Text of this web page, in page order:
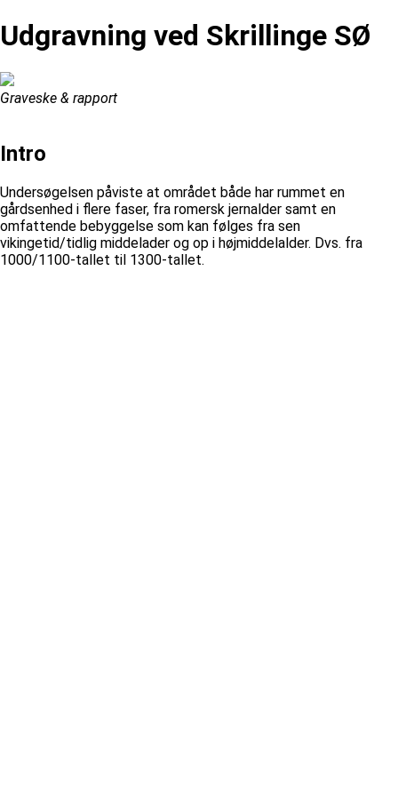
Udgravning ved Skrillinge SØ
Graveske & rapport
Intro
Undersøgelsen påviste at området både har rummet en
gårdsenhed i flere faser, fra romersk jernalder samt en
omfattende bebyggelse som kan følges fra sen
vikingetid/tidlig middelader og op i højmiddelalder. Dvs. fra
1000/1100-tallet til 1300-tallet.